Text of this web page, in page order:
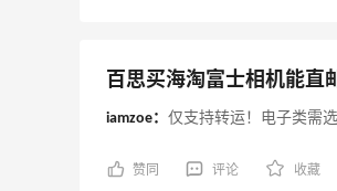
百思买海淘富士相机能直
iamzoe： 仅支持转运！电子类需选
赞同 评论 收藏